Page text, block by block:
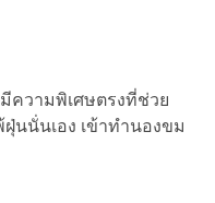
วามพิเศษตรงที่ช่วย
นนั่นเอง เข้าทำนองขม